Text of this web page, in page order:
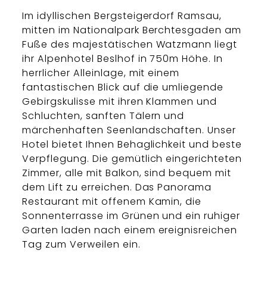
Im idyllischen Bergsteigerdorf Ramsau,
mitten im Nationalpark Berchtesgaden am
Fuße des majestätischen Watzmann liegt
ihr Alpenhotel Beslhof in 750m Höhe. In
herrlicher Alleinlage, mit einem
fantastischen Blick auf die umliegende
Gebirgskulisse mit ihren Klammen und
Schluchten, sanften Tälern und
märchenhaften Seenlandschaften. Unser
Hotel bietet Ihnen Behaglichkeit und beste
Verpflegung. Die gemütlich eingerichteten
Zimmer, alle mit Balkon, sind bequem mit
dem Lift zu erreichen. Das Panorama
Restaurant mit offenem Kamin, die
Sonnenterrasse im Grünen und ein ruhiger
Garten laden nach einem ereignisreichen
Tag zum Verweilen ein.